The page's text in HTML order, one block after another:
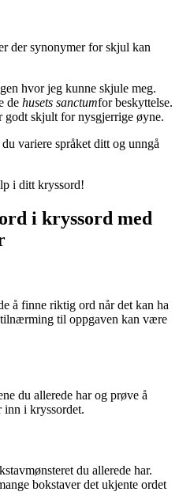
der synonymer for skjul kan
hvor jeg kunne skjule meg.
de husets sanctumfor beskyttelse.
godt skjult for nysgjerrige øyne.
variere språket ditt og unngå
i ditt kryssord!
i kryssord med
å finne riktig ord når det kan ha
til oppgaven kan være
du allerede har og prøve å
inn i kryssordet.
du allerede har.
bokstaver det ukjente ordet